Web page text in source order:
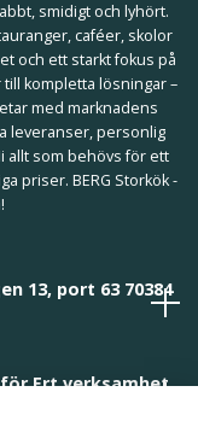
smidigt och lyhört.
caféer, skolor
och ett starkt fokus på
kompletta lösningar –
med marknadens
leveranser, personlig
allt som behövs för ett
priser. BERG Storkök -
13, port 63 70384
Ert verksamhet